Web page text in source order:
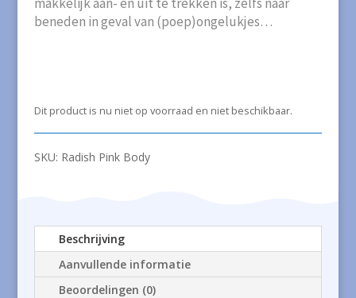
beneden in geval van (poep)ongelukjes…
Dit product is nu niet op voorraad en niet beschikbaar.
SKU: Radish Pink Body
Beschrijving
Aanvullende informatie
Beoordelingen (0)